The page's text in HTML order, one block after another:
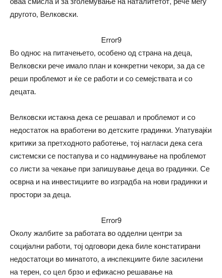
другото, Велковски.
Error9
Во однос на питачењето, особено од страна на деца,
Велковски рече имало план и конкретни чекори, за да се
реши проблемот и ќе се работи и со семејствата и со
децата.
Велковски истакна дека се решавал и проблемот и со
недостаток на вработени во детските градинки. Упатувајќи
критики за претходното работење, тој нагласи дека сега
системски се постапува и со надминување на проблемот
со листи за чекање при запишување деца во градинки. Се
осврна и на инвестициите во изградба на нови градинки и
простори за деца.
Error9
Околу жалбите за работата во одделни центри за
социјални работи, тој одговори дека биле констатирани
недостатоци во минатото, а инспекциите биле засилени
на терен, со цел брзо и ефикасно решавање на